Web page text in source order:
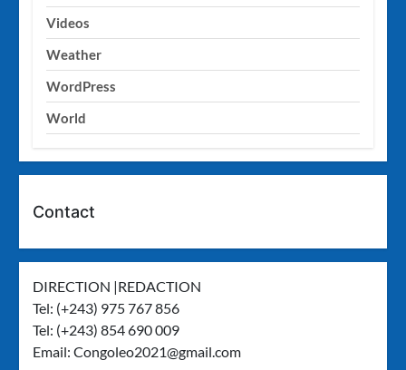
Videos
Weather
WordPress
World
Contact
DIRECTION |REDACTION
Tel: (+243) 975 767 856
Tel: (+243) 854 690 009
Email:Congoleo2021@gmail.com